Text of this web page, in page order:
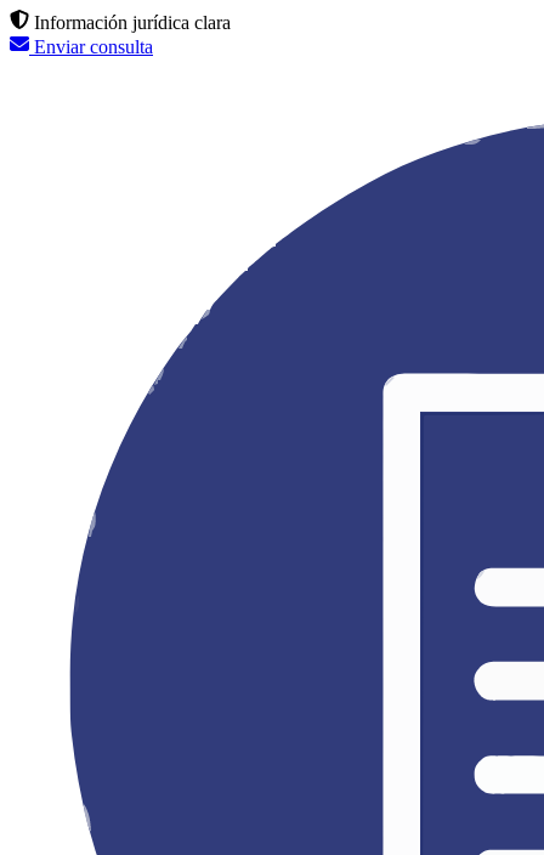
Información jurídica clara
Enviar consulta